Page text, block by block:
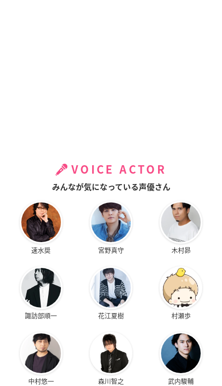
VOICE ACTOR
みんなが気になっている声優さん
速水奨 宮野真守 木村昴
諏訪部順一 花江夏樹 村瀬歩
中村悠一 森川智之 武内駿輔